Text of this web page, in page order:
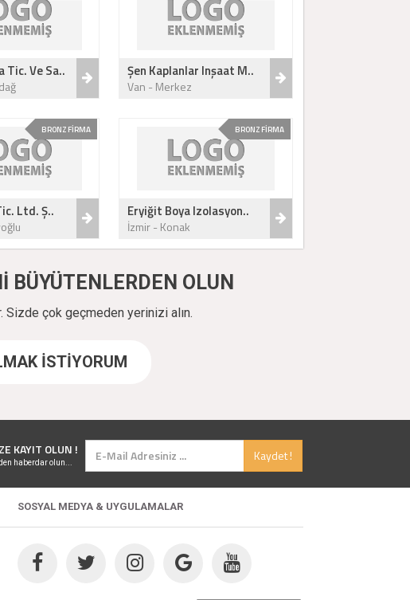
Tic. Ve Sa.. Şen Kaplanlar Inşaat M..
Van - Merkez
BRONZ FİRMA
Ltd. Ş..
BRONZ FİRMA
Eryiğit Boya Izolasyon..
İzmir - Konak
BÜYÜTENLERDEN OLUN
Sizde çok geçmeden yerinizi alın.
İSTİYORUM
KAYIT OLUN ! Kaydet !
haberdar olun...
SOSYAL MEDYA & UYGULAMALAR